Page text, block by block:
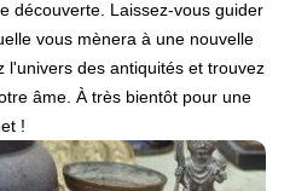
découverte. Laissez-vous guider
vous mènera à une nouvelle
l'univers des antiquités et trouvez
âme. À très bientôt pour une
!